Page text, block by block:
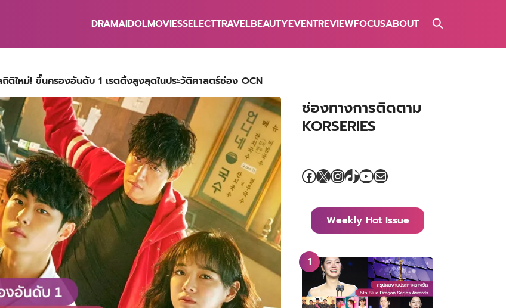
DRAMAIDOLMOVIESSELECTTRAVELBEAUTYEVENTREVIEWFOCUSABOUT
ใหม่! ขึ้นครองอันดับ 1 เรตติ้งสูงสุดในประวัติศาสตร์ช่อง OCN
ช่องทางการติดตาม
KORSERIES
Facebook
X Instagram
TikTok
YouTube
Mail
Weekly Hot Issue